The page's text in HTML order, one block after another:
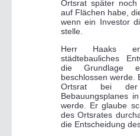
Ortsrat später noch
auf Flächen habe,
wenn ein Investor
stelle.
Herr Haaks
städtebauliches
die Grundlage
beschlossen werde.
Ortsrat bei der
Bebauungsplanes
werde. Er glaube
des Ortsrates
die Entscheidung